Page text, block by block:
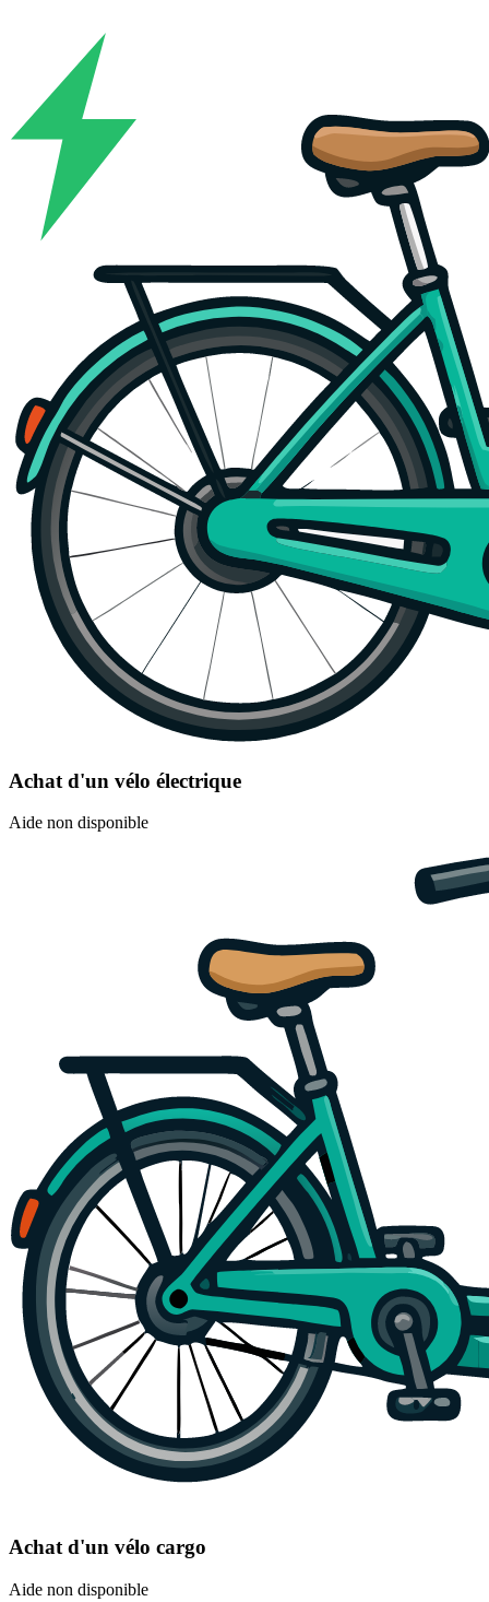
Achat d'un vélo électrique
Aide non disponible
Achat d'un vélo cargo
Aide non disponible